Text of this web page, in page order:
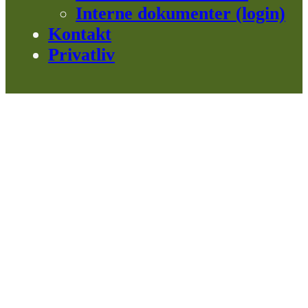
Interne dokumenter (login)
Kontakt
Privatliv